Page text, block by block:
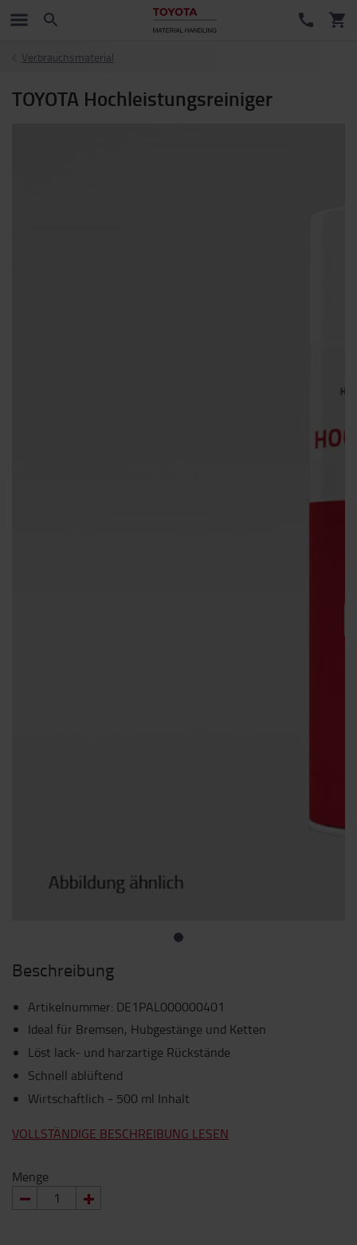
Verbrauchsmaterial
TOYOTA Hochleistungsreiniger
Beschreibung
Artikelnummer: DE1PAL000000401
Ideal für Bremsen, Hubgestänge und Ketten
Löst lack- und harzartige Rückstände
Schnell ablüftend
Wirtschaftlich - 500 ml Inhalt
VOLLSTÄNDIGE BESCHREIBUNG LESEN
Menge